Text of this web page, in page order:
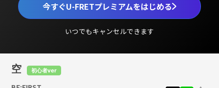
今すぐU-FRETプレミアムをはじめる
いつでもキャンセルできます
空 初心者ver